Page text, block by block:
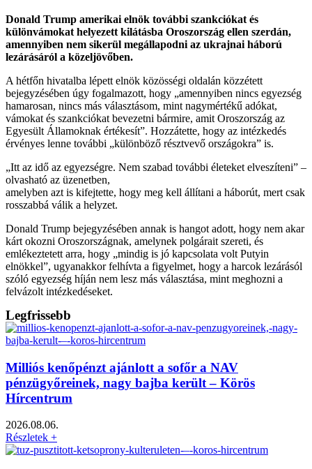
Donald Trump amerikai elnök további szankciókat és
különvámokat helyezett kilátásba Oroszország ellen szerdán,
amennyiben nem sikerül megállapodni az ukrajnai háború
lezárásáról a közeljövőben.
A hétfőn hivatalba lépett elnök közösségi oldalán közzétett
bejegyzésében úgy fogalmazott, hogy „amennyiben nincs egyezség
hamarosan, nincs más választásom, mint nagymértékű adókat,
vámokat és szankciókat bevezetni bármire, amit Oroszország az
Egyesült Államoknak értékesít”. Hozzátette, hogy az intézkedés
érvényes lenne további „különböző résztvevő országokra” is.
„Itt az idő az egyezségre. Nem szabad további életeket elveszíteni” –
olvasható az üzenetben,
amelyben azt is kifejtette, hogy meg kell állítani a háborút, mert csak
rosszabbá válik a helyzet.
Donald Trump bejegyzésében annak is hangot adott, hogy nem akar
kárt okozni Oroszországnak, amelynek polgárait szereti, és
emlékeztetett arra, hogy „mindig is jó kapcsolata volt Putyin
elnökkel”, ugyanakkor felhívta a figyelmet, hogy a harcok lezárásól
szóló egyezség híján nem lesz más választása, mint meghozni a
felvázolt intézkedéseket.
Legfrissebb
Milliós kenőpénzt ajánlott a sofőr a NAV
pénzügyőreinek, nagy bajba került – Körös
Hírcentrum
2026.08.06.
Részletek +